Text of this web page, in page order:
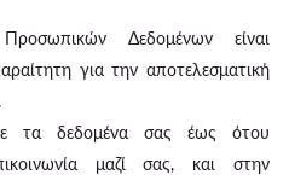
Δεδομένων είναι
για την αποτελεσματική
τα δεδομένα σας έως ότου
μαζί σας, και στην